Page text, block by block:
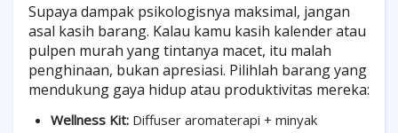
Supaya dampak psikologisnya maksimal, jangan
asal kasih barang. Kalau kamu kasih kalender atau
pulpen murah yang tintanya macet, itu malah
penghinaan, bukan apresiasi. Pilihlah barang yang
mendukung gaya hidup atau produktivitas mereka:
Wellness Kit: Diffuser aromaterapi + minyak